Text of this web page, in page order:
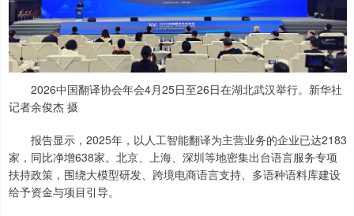
2026中国翻译协会年会4月25日至26日在湖北武汉举行。新华社
记者余俊杰 摄
报告显示，2025年，以人工智能翻译为主营业务的企业已达2183
家，同比净增638家。北京、上海、深圳等地密集出台语言服务专项
扶持政策，围绕大模型研发、跨境电商语言支持、多语种语料库建设
给予资金与项目引导。